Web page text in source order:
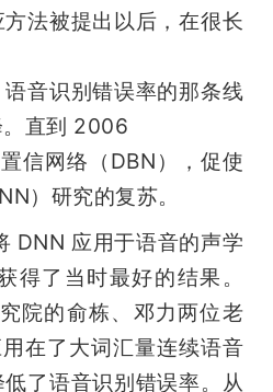
法被提出以后，在很长
音识别错误率的那条线
。直到 2006
信网络（DBN），促使
）研究的复苏。
DNN 应用于语音的声学
得了当时最好的结果。
院的俞栋、邓力两位老
在了大词汇量连续语音
了语音识别错误率。从